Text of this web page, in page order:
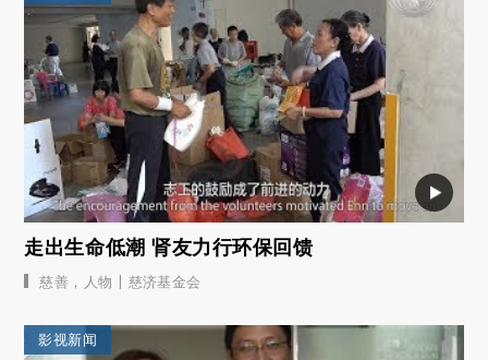
走出生命低潮 肾友力行环保回馈
慈善 ， 人物 | 慈济基金会
影视新闻